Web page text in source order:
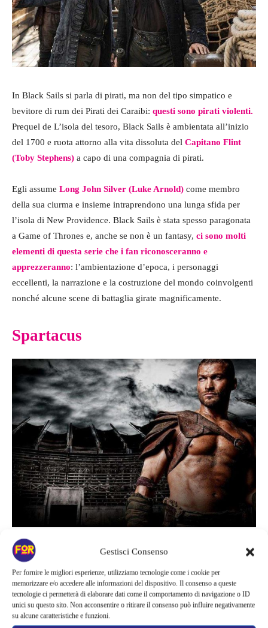
Gestisci Consenso
Per fornire le migliori esperienze, utilizziamo tecnologie come i cookie per
memorizzare e/o accedere alle informazioni del dispositivo. Il consenso a queste
tecnologie ci permetterà di elaborare dati come il comportamento di navigazione o ID
unici su questo sito. Non acconsentire o ritirare il consenso può influire negativamente
su alcune caratteristiche e funzioni.
In Black Sails si parla di pirati, ma non del tipo simpatico e
bevitore di rum dei Pirati dei Caraibi: questi sono pirati violenti.
Prequel de L’isola del tesoro, Black Sails è ambientata all’inizio
del 1700 e ruota attorno alla vita dissoluta del Capitano Flint
(Toby Stephens) a capo di una compagnia di pirati.
Egli assume Long John Silver (Luke Arnold) come membro
della sua ciurma e insieme intraprendono una lunga sfida per
l’isola di New Providence. Black Sails è stata spesso paragonata
a Game of Thrones e, anche se non è un fantasy, ci sono molti
elementi di questa serie che i fan riconosceranno e
apprezzeranno: l’ambientazione d’epoca, i personaggi
eccellenti, la narrazione e la costruzione del mondo coinvolgenti
nonché alcune scene di battaglia girate magnificamente.
Spartacus
Se quello che cercate dopo Game of Thrones è solo gente che
combatte tra di loro, non guardate altrove: Spartacus è una
serie ambientata nell’Impero Romano del 72 a.C.che parla di
gladiatori, il che significa che c’è sangue e violenza a volontà.